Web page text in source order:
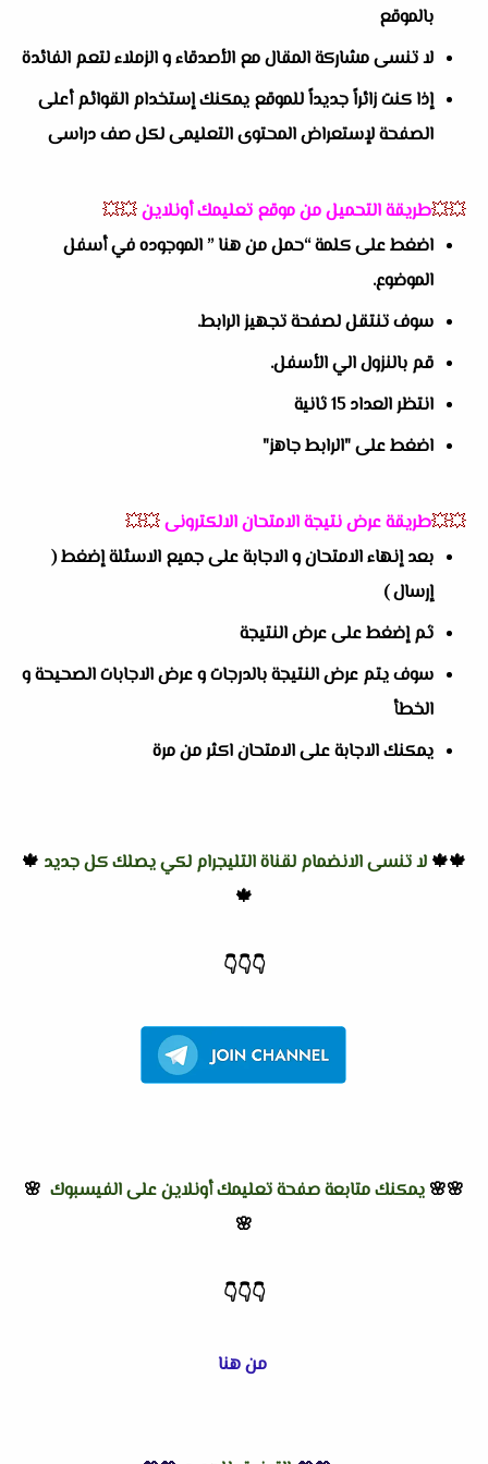
بالموقع
لا تنسى مشاركة المقال مع الأصدقاء و الزملاء لتعم الفائدة
إذا كنت زائراً جديداً للموقع يمكنك إستخدام القوائم أعلى
الصفحة لإستعراض المحتوى التعليمى لكل صف دراسى
💥💥طريقة التحميل من موقع تعليمك أونلاين💥💥
اضغط على كلمة “حمل من هنا ” الموجوده في أسفل
الموضوع.
سوف تنتقل لصفحة تجهيز الرابط.
قم بالنزول الي الأسفل.
انتظر العداد 15 ثانية
اضغط على "الرابط جاهز"
💥💥طريقة عرض نتيجة الامتحان الالكترونى💥💥
بعد إنهاء الامتحان و الاجابة على جميع الاسئلة إضغط (
إرسال )
ثم إضغط على عرض النتيجة
سوف يتم عرض النتيجة بالدرجات و عرض الاجابات الصحيحة و
الخطأ
يمكنك الاجابة على الامتحان اكثر من مرة
🍁🍁 لا تنسى الانضمام لقناة التليجرام لكي يصلك كل جديد 🍁
🍁
👇
👇
👇
🌸🌸 يمكنك متابعة صفحة تعليمك أونلاين على الفيسبوك 🌸
🌸
👇
👇
👇
من هنا